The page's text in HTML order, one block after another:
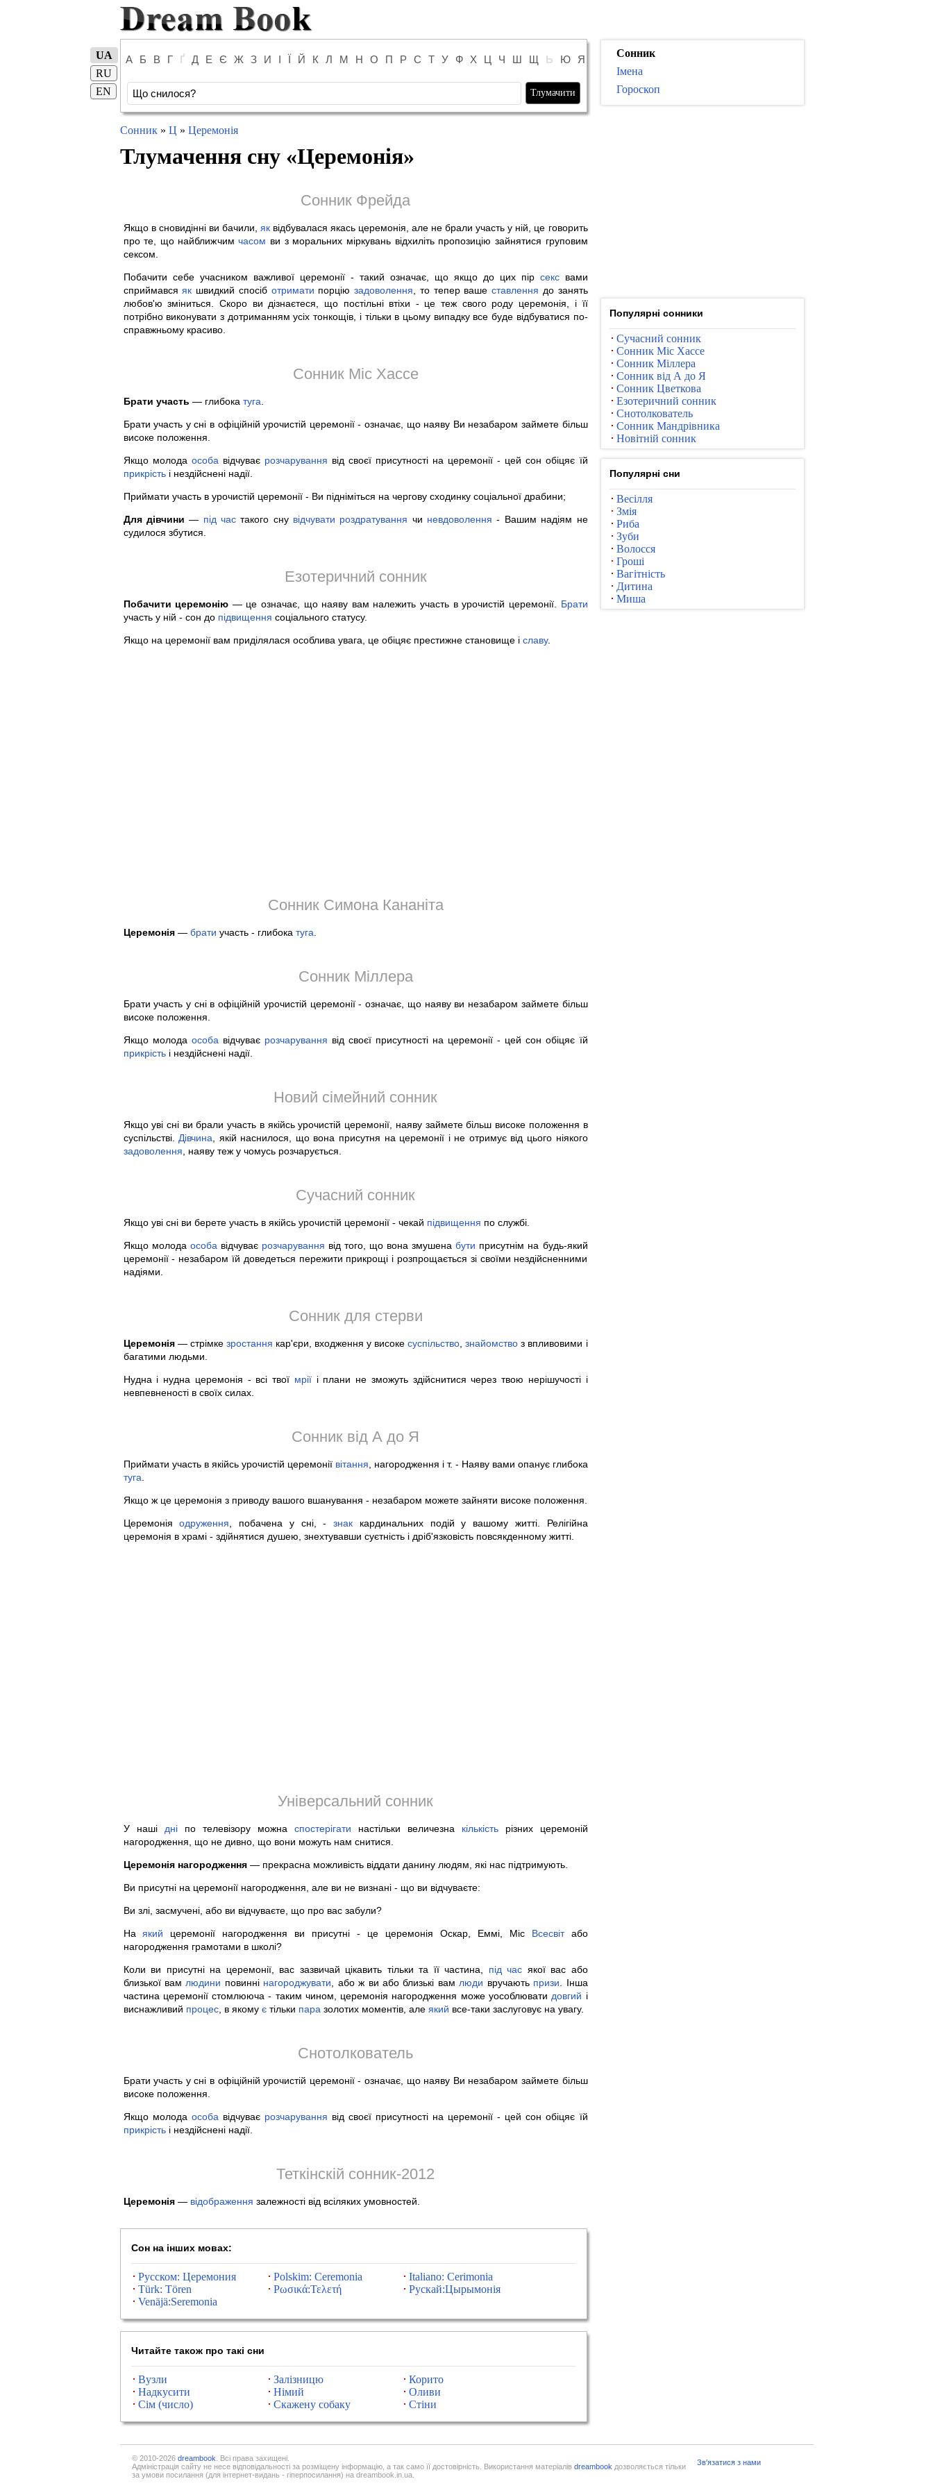
А Б В Г Ґ Д Е Є Ж З И І Ї Й К Л М Н О П Р С Т У Ф Х Ц Ч Ш Щ Ь Ю Я
UA
RU
EN
Сонник» Ц » Церемонія
Тлумачення сну «Церемонія»
Сонник Фрейда
Якщо в сновидінні ви бачили, яквідбувалася якась церемонія, але не брали участь у ній, це говорить
про те, що найближчимчасом ви з моральних міркувань відхиліть пропозицію зайнятися груповим
сексом.
Побачити себе учасником важливої церемонії - такий означає, що якщо до цих пір сексвами
сприймавсяяк швидкий спосіб отримати порцію задоволення , то тепер ваше ставлення до занять
любов'ю зміниться. Скоро ви дізнаєтеся, що постільні втіхи - це теж свого роду церемонія, і її
потрібно виконувати з дотриманням усіх тонкощів, і тільки в цьому випадку все буде відбуватися по-
справжньому красиво.
Сонник Міс Хассе
Брати участь — глибока туга
Брати участь у сні в офіційній урочистій церемонії - означає, що наяву Ви незабаром займете більш
високе положення.
Якщо молода особа відчуває розчарування від своєї присутності на церемонії - цей сон обіцяє їй
прикрістьі нездійснені надії.
Приймати участь в урочистій церемонії - Ви підніміться на чергову сходинку соціальної драбини;
Для дівчини — під частакого сну відчувати роздратування чи невдоволення - Вашим надіям не
судилося збутися.
Езотеричний сонник
Побачити церемонію — це означає, що наяву вам належить участь в урочистій церемонії. Брати
участь у ній - сон до підвищення соціального статусу.
Якщо на церемонії вам приділялася особлива увага, це обіцяє престижне становище і славу.
Сонник Симона Кананіта
Церемонія— брати участь - глибока туга
Сонник Міллера
Брати участь у сні в офіційній урочистій церемонії - означає, що наяву ви незабаром займете більш
високе положення.
Якщо молода особа відчуває розчарування від своєї присутності на церемонії - цей сон обіцяє їй
прикрістьі нездійснені надії.
Новий сімейний сонник
Якщо уві сні ви брали участь в якійсь урочистій церемонії, наяву займете більш високе положення в
суспільстві. Дівчина , якій наснилося, що вона присутня на церемонії і не отримує від цього ніякого
задоволення , наяву теж у чомусь розчарується.
Сучасний сонник
Якщо уві сні ви берете участь в якійсь урочистій церемонії - чекай підвищення по службі.
Якщо молода особа відчуває розчарування від того, що вона змушенабути присутнім на будь-який
церемонії - незабаром їй доведеться пережити прикрощі і розпрощається зі своїми нездійсненними
надіями.
Сонник для стерви
Церемонія— стрімке зростання кар'єри, входження у високесуспільство ,знайомство з впливовими і
багатими людьми.
Нудна і нудна церемонія - всі твої мріїі плани не зможуть здійснитися через твою нерішучості і
невпевненості в своїх силах.
Сонник від А до Я
Приймати участь в якійсь урочистій церемонії вітання , нагородження і т. - Наяву вами опанує глибока
туга
Якщо ж це церемонія з приводу вашого вшанування - незабаром можете зайняти високе положення.
Церемоніяодруження , побачена у сні, - знак кардинальних подій у вашому житті. Релігійна
церемонія в храмі - здійнятися душею, знехтувавши суєтність і дріб'язковість повсякденному житті.
Універсальний сонник
У наші дніпо телевізору можна спостерігати настільки величезна кількістьрізних церемоній
нагородження, що не дивно, що вони можуть нам снитися.
Церемонія нагородження— прекрасна можливість віддати данину людям, які нас підтримують.
Ви присутні на церемонії нагородження, але ви не визнані - що ви відчуваєте:
Ви злі, засмучені, або ви відчуваєте, що про вас забули?
Наякий церемонії нагородження ви присутні - це церемонія Оскар, Еммі, Міс Всесвітабо
нагородження грамотами в школі?
Коли ви присутні на церемонії, вас зазвичай цікавить тільки та її частина, під час якої вас або
близької вам людини повинні нагороджувати , або ж ви або близькі вам люди вручають призи . Інша
частина церемонії стомлююча - таким чином, церемонія нагородження може уособлювати довгий і
виснажливий процес, в якому єтільки пара золотих моментів, але який все-таки заслуговує на увагу.
Снотолкователь
Брати участь у сні в офіційній урочистій церемонії - означає, що наяву Ви незабаром займете більш
високе положення.
Якщо молода особа відчуває розчарування від своєї присутності на церемонії - цей сон обіцяє їй
прикрістьі нездійснені надії.
Теткінскій сонник-2012
Церемонія— відображення залежності від всіляких умовностей.
Сон на інших мовах:
Русском: Церемония Polskim: Ceremonia
Italiano: Cerimonia
Türk: Tören
Ρωσικά:Τελετή
Рускай:Цырымонія
Venäjä:Seremonia
Читайте також про такі сни
Вузли Залізницю
Корито
Надкусити
Німий
Оливи
Сім (число)
Скажену собаку Стіни
Сонник
Імена
Гороскоп
Популярні сонники
Сучасний сонник
Сонник Міс Хассе
Сонник Міллера
Сонник від А до Я
Сонник Цветкова
Езотеричний сонник
Снотолкователь
Сонник Мандрівника
Новітній сонник
Популярні сни
Весілля
Змія
Риба
Зуби
Волосся
Гроші
Вагітність
Дитина
Миша
© 2010-2026 dreambook . Всі права захищені.
Адміністрація сайту не несе відповідальності за розміщену інформацію, а так само її достовірність. Використання матеріалів dreambook дозволяється тільки
за умови посилання (для інтернет-видань - гіперпосилання) на dreambook.in.ua.
Зв'язатися з нами